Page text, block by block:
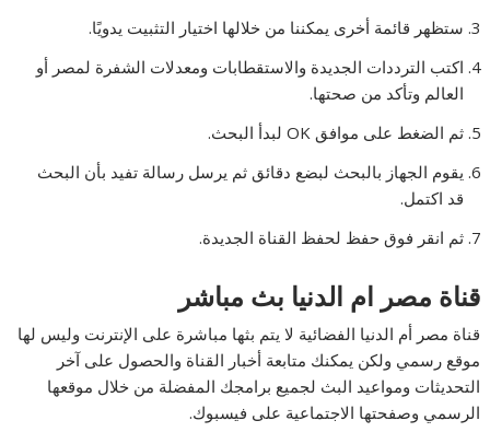
ستظهر قائمة أخرى يمكننا من خلالها اختيار التثبيت يدويًا.
اكتب الترددات الجديدة والاستقطابات ومعدلات الشفرة لمصر أو
العالم وتأكد من صحتها.
ثم الضغط على موافق OK لبدأ البحث.
يقوم الجهاز بالبحث لبضع دقائق ثم يرسل رسالة تفيد بأن البحث
قد اكتمل.
ثم انقر فوق حفظ لحفظ القناة الجديدة.
قناة مصر ام الدنيا بث مباشر
قناة مصر أم الدنيا الفضائية لا يتم بثها مباشرة على الإنترنت وليس لها
موقع رسمي ولكن يمكنك متابعة أخبار القناة والحصول على آخر
التحديثات ومواعيد البث لجميع برامجك المفضلة من خلال موقعها
الرسمي وصفحتها الاجتماعية على فيسبوك.